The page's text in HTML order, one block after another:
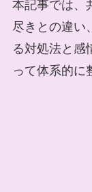
本記事では、
尽きとの違い
る対処法と感
って体系的に